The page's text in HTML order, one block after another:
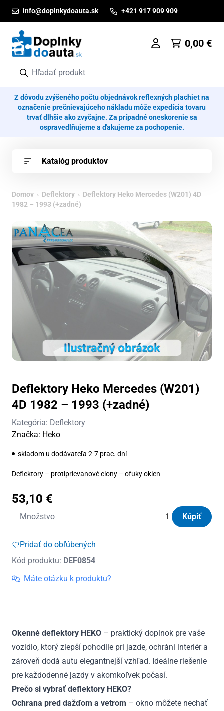
info@doplnkydoauta.sk +421 917 909 909
0,00 €
Z dôvodu zvýšeného počtu objednávok reflexných plachiet na
označenie prečnievajúceho nákladu môže expedícia tovaru
trvať dlhšie ako zvyčajne. Za prípadné oneskorenie sa
ospravedlňujeme a ďakujeme za pochopenie.
Katalóg produktov
Domov › Deflektory › Deflektory Heko Mercedes (W201) 4D
1982 – 1993 (+zadné)
Deflektory Heko Mercedes (W201)
4D 1982 – 1993 (+zadné)
Kategória: Deflektory
Značka: Heko
skladom u dodávateľa 2-7 prac. dní
Deflektory – protiprievanové clony – ofuky okien
53,10 €
Množstvo
množstvo
Heko
(W201)
4D
Kúpiť
Pridať do obľúbených
Kód produktu: DEF0854
Máte otázku k produktu?
Okenné deflektory HEKO – praktický doplnok pre vaše
vozidlo, ktorý zlepší pohodlie pri jazde, ochráni interiér a
zároveň dodá autu elegantnejší vzhľad. Ideálne riešenie
pre každodenné jazdy v akomkoľvek počasí.
Prečo si vybrať deflektory HEKO?
Ochrana pred dažďom a vetrom – okno môžete nechať